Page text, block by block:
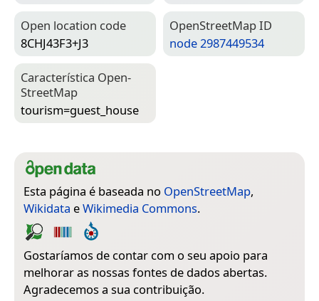
Open location code
8CHJ43F3+J3
Open­Street­Map ID
node 2987449534
Característica Open­
Street­Map
tourism=­guest_house
Esta página é baseada no OpenStreetMap,
Wikidata eWikimedia Commons.
Gostaríamos de contar com o seu apoio para
melhorar as nossas fontes de dados abertas.
Agradecemos a sua contribuição.